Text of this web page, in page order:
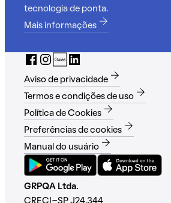
tecnologia de ponta.
Mais informações
Aviso de privacidade
Termos e condições de uso
Política de Cookies
Preferências de cookies
Manual do usuário
GRPQA Ltda.